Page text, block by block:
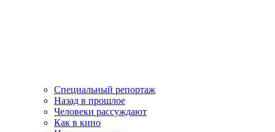
Специальный репортаж
Назад в прошлое
Человеки рассуждают
Как в кино